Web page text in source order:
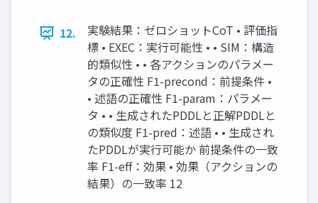
12.
実験結果：ゼロショットCoT • 評価指
標 • EXEC：実行可能性 • • SIM：構造
的類似性 • • 各アクションのパラメー
タの正確性 F1-precond：前提条件 •
• 述語の正確性 F1-param：パラメー
タ • • 生成されたPDDLと正解PDDLと
の類似度 F1-pred：述語 • • 生成され
たPDDLが実行可能か 前提条件の一致
率 F1-eff：効果 • 効果（アクションの
結果）の一致率 12